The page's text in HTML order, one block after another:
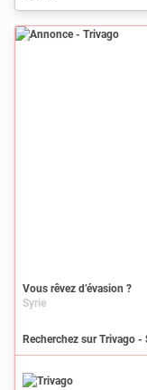
Annonce
Vous rêvez d’évasion ?
Syrie
Recherchez sur Trivago -